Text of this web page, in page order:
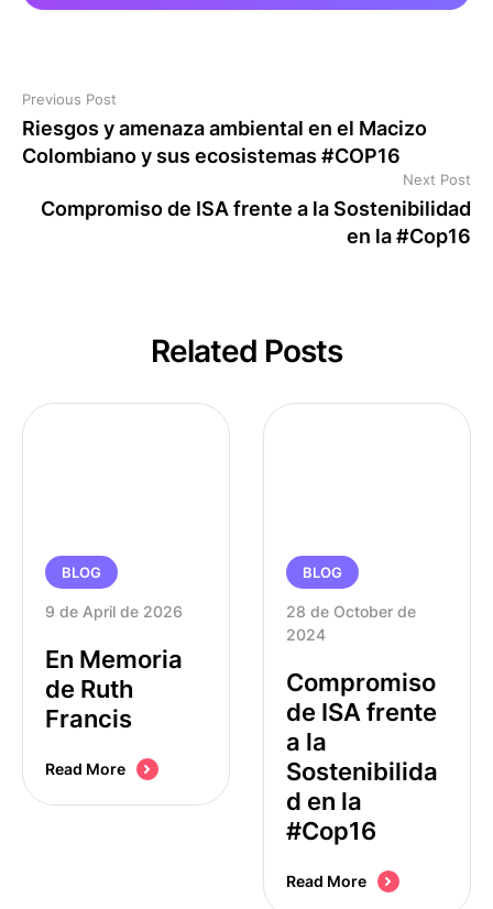
Previous Post
Riesgos y amenaza ambiental en el Macizo
Colombiano y sus ecosistemas #COP16
Next Post
Compromiso de ISA frente a la Sostenibilidad
en la #Cop16
Related Posts
BLOG
9 de April de 2026
En Memoria
de Ruth
Francis
Read More
BLOG
28 de October de
2024
Compromiso
de ISA frente
a la
Sostenibilida
d en la
#Cop16
Read More